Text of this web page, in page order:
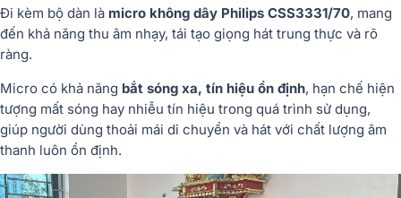
Đi kèm bộ dàn là micro không dây Philips CSS3331/70, mang
đến khả năng thu âm nhạy, tái tạo giọng hát trung thực và rõ
ràng.
Micro có khả năng bắt sóng xa, tín hiệu ổn định, hạn chế hiện
tượng mất sóng hay nhiễu tín hiệu trong quá trình sử dụng,
giúp người dùng thoải mái di chuyển và hát với chất lượng âm
thanh luôn ổn định.